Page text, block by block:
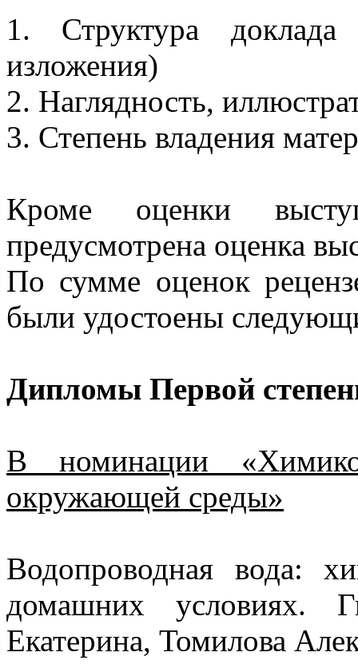
1. Структура доклада
изложения)
2. Наглядность,
3. Степень владения
Кроме оценки
предусмотрена оценка
По сумме оценок
были удостоены
Дипломы Первой
В номинации «Химико-
окружающей среды»
Водопроводная вода:
домашних условиях.
Екатерина, Томилова